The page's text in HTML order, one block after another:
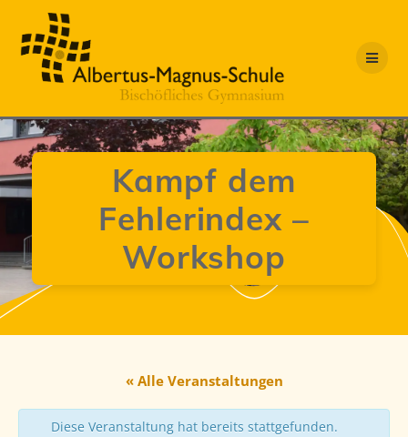
Kampf dem
Fehlerindex –
Workshop
« Alle Veranstaltungen
Diese Veranstaltung hat bereits stattgefunden.